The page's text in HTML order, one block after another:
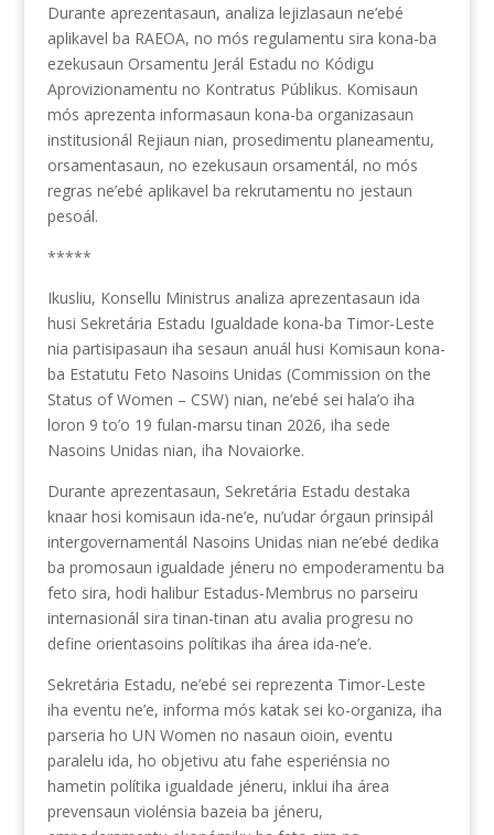
Durante aprezentasaun, analiza lejizlasaun ne’ebé
aplikavel ba RAEOA, no mós regulamentu sira kona-ba
ezekusaun Orsamentu Jerál Estadu no Kódigu
Aprovizionamentu no Kontratus Públikus. Komisaun
mós aprezenta informasaun kona-ba organizasaun
institusionál Rejiaun nian, prosedimentu planeamentu,
orsamentasaun, no ezekusaun orsamentál, no mós
regras ne’ebé aplikavel ba rekrutamentu no jestaun
pesoál.
*****
Ikusliu, Konsellu Ministrus analiza aprezentasaun ida
husi Sekretária Estadu Igualdade kona-ba Timor-Leste
nia partisipasaun iha sesaun anuál husi Komisaun kona-
ba Estatutu Feto Nasoins Unidas (Commission on the
Status of Women – CSW) nian, ne’ebé sei hala’o iha
loron 9 to’o 19 fulan-marsu tinan 2026, iha sede
Nasoins Unidas nian, iha Novaiorke.
Durante aprezentasaun, Sekretária Estadu destaka
knaar hosi komisaun ida-ne’e, nu’udar órgaun prinsipál
intergovernamentál Nasoins Unidas nian ne’ebé dedika
ba promosaun igualdade jéneru no empoderamentu ba
feto sira, hodi halibur Estadus-Membrus no parseiru
internasionál sira tinan-tinan atu avalia progresu no
define orientasoins polítikas iha área ida-ne’e.
Sekretária Estadu, ne’ebé sei reprezenta Timor-Leste
iha eventu ne’e, informa mós katak sei ko-organiza, iha
parseria ho UN Women no nasaun oioin, eventu
paralelu ida, ho objetivu atu fahe esperiénsia no
hametin polítika igualdade jéneru, inklui iha área
prevensaun violénsia bazeia ba jéneru,